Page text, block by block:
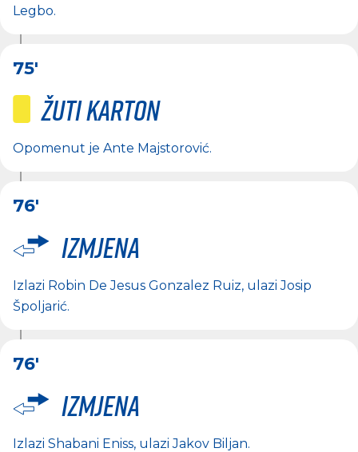
Legbo.
75'
Žuti karton
Opomenut je Ante Majstorović.
76'
Izmjena
Izlazi Robin De Jesus Gonzalez Ruiz, ulaziJosip
Špoljarić.
76'
Izmjena
Izlazi Shabani Eniss, ulaziJakov Biljan.